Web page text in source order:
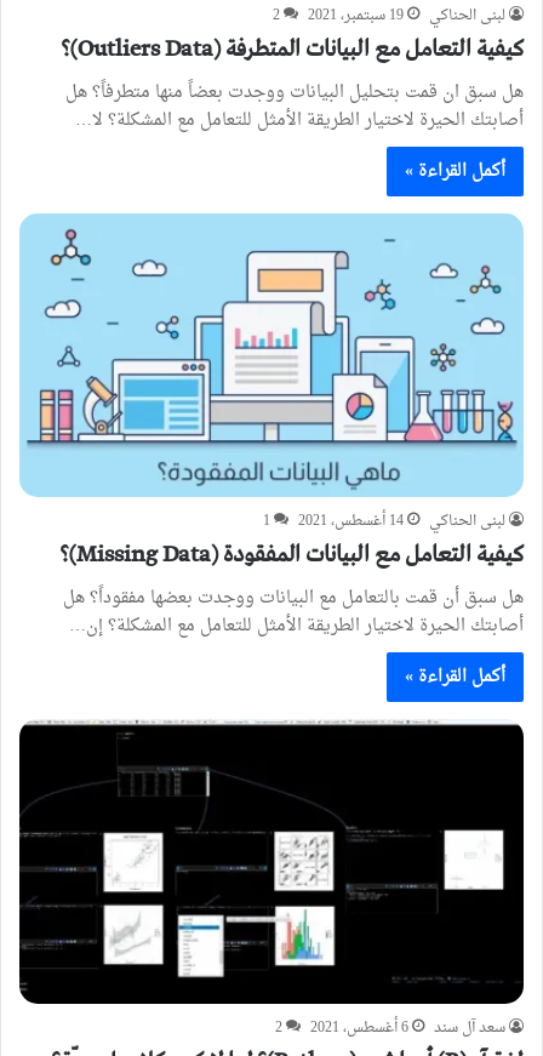
لبنى الحناكي 19 سبتمبر، 2021 2
كيفية التعامل مع البيانات المتطرفة (Outliers Data)؟
هل سبق ان قمت بتحليل البيانات ووجدت بعضاً منها متطرفاً؟ هل
أصابتك الحيرة لاختيار الطريقة الأمثل للتعامل مع المشكلة؟ لا…
أكمل القراءة »
لبنى الحناكي 14 أغسطس، 2021 1
كيفية التعامل مع البيانات المفقودة (Missing Data)؟
هل سبق أن قمت بالتعامل مع البيانات ووجدت بعضها مفقوداً؟ هل
أصابتك الحيرة لاختيار الطريقة الأمثل للتعامل مع المشكلة؟ إن…
أكمل القراءة »
سعد آل سند 6 أغسطس، 2021 2